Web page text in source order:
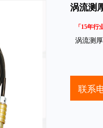
涡流测
「15年
涡流测
联系